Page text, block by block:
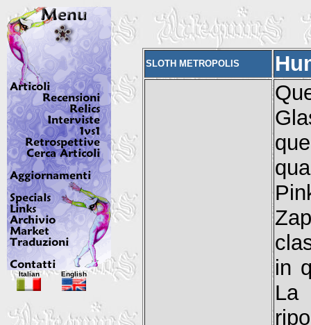
SLOTH METROPOLIS
in
La
Italian English